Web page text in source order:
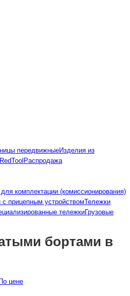
передвижныеИзделия из
Распродажа
комплектации (комиссионирования)
прицепным устройствомТележки
тележкиГрузовые
бортами в
По цене